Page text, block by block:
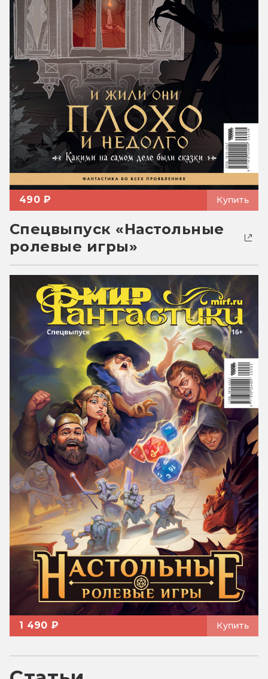
490 ₽ Купить
Спецвыпуск «Настольные
ролевые игры»
1 490 ₽ Купить